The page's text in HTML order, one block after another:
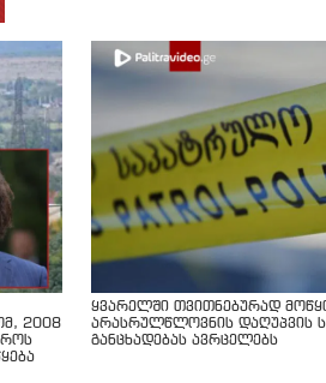
2008
ყვარელში თვითნებურად
არასრულწლოვნის დაღუპვის
განცხადებას ავრცელებს